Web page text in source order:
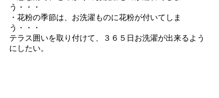
う・・・
・花粉の季節は、お洗濯ものに花粉が付いてしま
う・・・
テラス囲いを取り付けて、３６５日お洗濯が出来るよう
にしたい。